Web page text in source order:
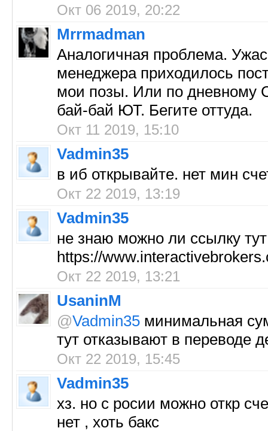
Окт 06 2019, 20:22
Mrrmadman
Аналогичная проблема.
менеджера приходилось
мои позы. Или по дневному
бай-бай ЮТ. Бегите оттуда.
Окт 11 2019, 15:10
Vadmin35
в иб открывайте. нет мин
Окт 22 2019, 13:19
Vadmin35
не знаю можно ли ссылку
https://
Окт 22 2019, 13:21
UsaninM
@Vadmin35 минимальная
тут отказывают в переводе
Окт 22 2019, 15:45
Vadmin35
хз. но с росии можно откр
нет , хоть бакс